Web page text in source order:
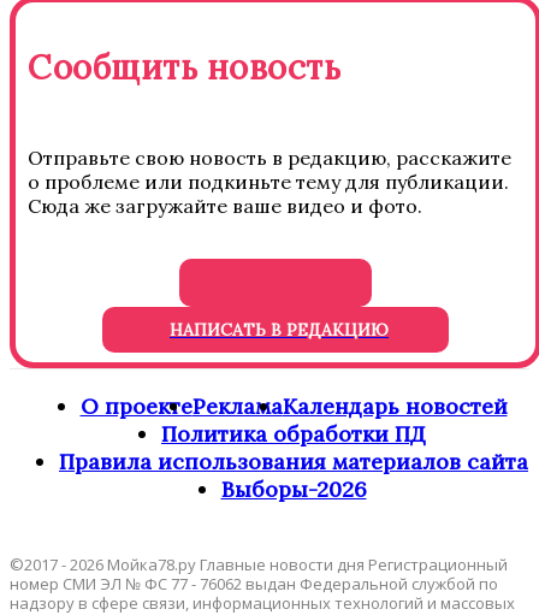
Сообщить новость
Отправьте свою новость в редакцию, расскажите
о проблеме или подкиньте тему для публикации.
Сюда же загружайте ваше видео и фото.
НАПИСАТЬ В РЕДАКЦИЮ
О проектеРекламаКалендарь новостей
Политика обработки ПД
Правила использования материалов сайта
Выборы-2026
©2017 - 2026 Мойка78.ру Главные новости дня Регистрационный
номер СМИ ЭЛ № ФС 77 - 76062 выдан Федеральной службой по
надзору в сфере связи, информационных технологий и массовых